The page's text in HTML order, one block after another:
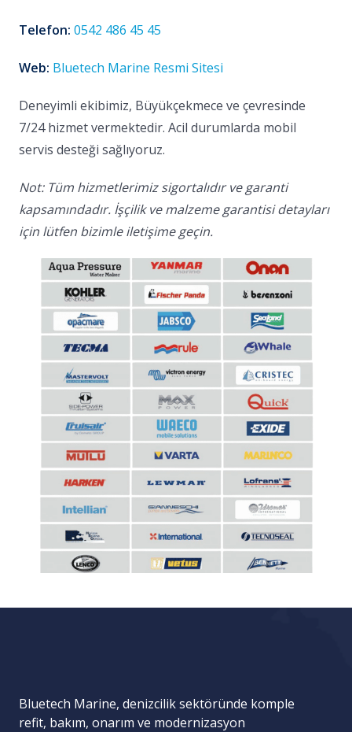
Telefon: 0542 486 45 45
Web: Bluetech Marine Resmi Sitesi
Deneyimli ekibimiz, Büyükçekmece ve çevresinde
7/24 hizmet vermektedir. Acil durumlarda mobil
servis desteği sağlıyoruz.
Not: Tüm hizmetlerimiz sigortalıdır ve garanti
kapsamındadır. İşçilik ve malzeme garantisi detayları
için lütfen bizimle iletişime geçin.
Bluetech Marine, denizcilik sektöründe komple
refit, bakım, onarım ve modernizasyon